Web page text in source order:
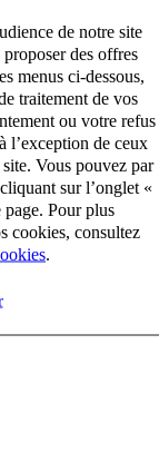
de notre site
des offres
menus ci-dessous,
traitement de vos
ou votre refus
l’exception de ceux
Vous pouvez par
sur l’onglet «
page. Pour plus
cookies, consultez